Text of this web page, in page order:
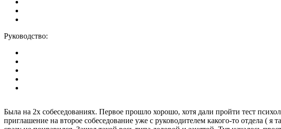
Руководство:
Была на 2х собеседованиях. Первое прошло хорошо, хотя дали пройти тест
приглашение на второе собеседование уже с руководителем какого-то отдела (